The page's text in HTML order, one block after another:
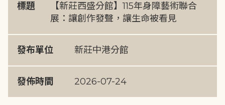
標題
【新莊西盛分館】115年身障藝術聯合
展：讓創作發聲，讓生命被看見
發布單位 新莊中港分館
發佈時間 2026-07-24